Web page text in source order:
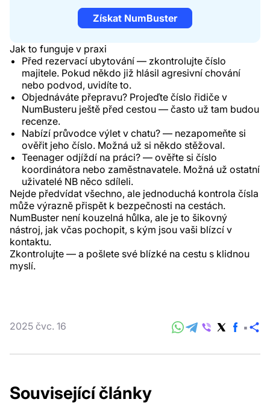
Získat NumBuster
Jak to funguje v praxi
Před rezervací ubytování — zkontrolujte číslo
majitele. Pokud někdo již hlásil agresivní chování
nebo podvod, uvidíte to.
Objednáváte přepravu? Projeďte číslo řidiče v
NumBusteru ještě před cestou — často už tam budou
recenze.
Nabízí průvodce výlet v chatu? — nezapomeňte si
ověřit jeho číslo. Možná už si někdo stěžoval.
Teenager odjíždí na práci? — ověřte si číslo
koordinátora nebo zaměstnavatele. Možná už ostatní
uživatelé NB něco sdíleli.
Nejde předvídat všechno, ale jednoduchá kontrola čísla
může výrazně přispět k bezpečnosti na cestách.
NumBuster není kouzelná hůlka, ale je to šikovný
nástroj, jak včas pochopit, s kým jsou vaši blízcí v
kontaktu.
Zkontrolujte — a pošlete své blízké na cestu s klidnou
myslí.
2025 čvc. 16
Související články